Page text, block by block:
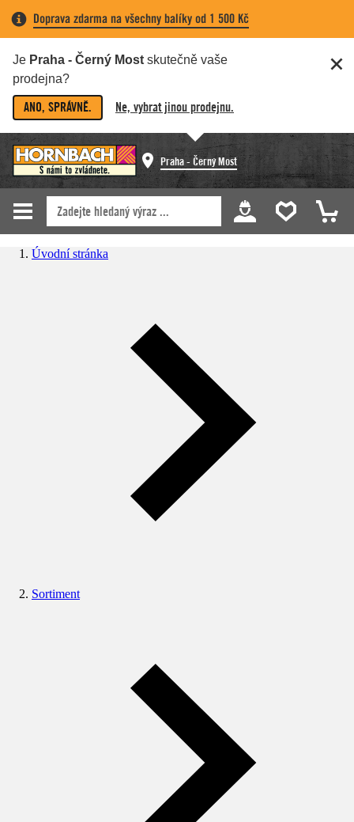
Doprava zdarma na všechny balíky od 1 500 Kč
Je Praha - Černý Most skutečně vaše
prodejna?
ANO, SPRÁVNĚ. Ne, vybrat jinou prodejnu.
Praha - Černý Most
Úvodní stránka
Sortiment